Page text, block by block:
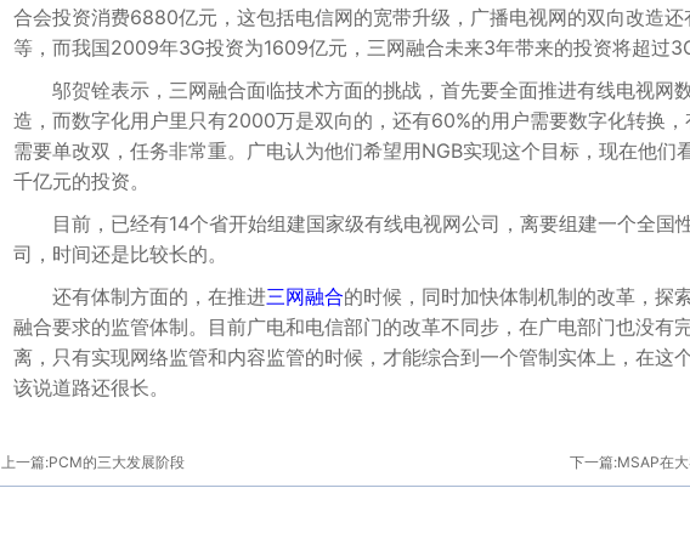
合会投资消费6880亿元，这包括电信网的宽带升级，广播电视网的双向改造还
等，而我国2009年3G投资为1609亿元，三网融合未来3年带来的投资将超过3G
邬贺铨表示，三网融合面临技术方面的挑战，首先要全面推进有线电视网
造，而数字化用户里只有2000万是双向的，还有60%的用户需要数字化转换，
需要单改双，任务非常重。广电认为他们希望用NGB实现这个目标，现在他们
千亿元的投资。
目前，已经有14个省开始组建国家级有线电视网公司，离要组建一个全国
司，时间还是比较长的。
还有体制方面的，在推进三网融合的时候，同时加快体制机制的改革，探
融合要求的监管体制。目前广电和电信部门的改革不同步，在广电部门也没有
离，只有实现网络监管和内容监管的时候，才能综合到一个管制实体上，在这
该说道路还很长。
上一篇:PCM的三大发展阶段 下一篇:MSAP在